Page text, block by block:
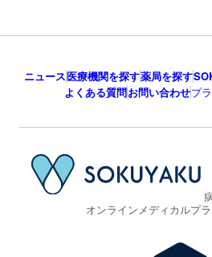
ニュース医療機関を探す薬局を探す
よくある質問お問い合わせプ
オンラインメディカルプ